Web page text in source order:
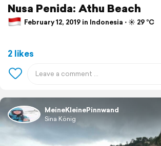
Nusa Penida: Athu Beach
February 12, 2019 in Indonesia ⋅ ☀️ 29 °C
2 likes
MeineKleinePinnwand
Sina König